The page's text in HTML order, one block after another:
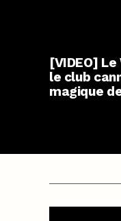
[VIDEO]
le club
magique